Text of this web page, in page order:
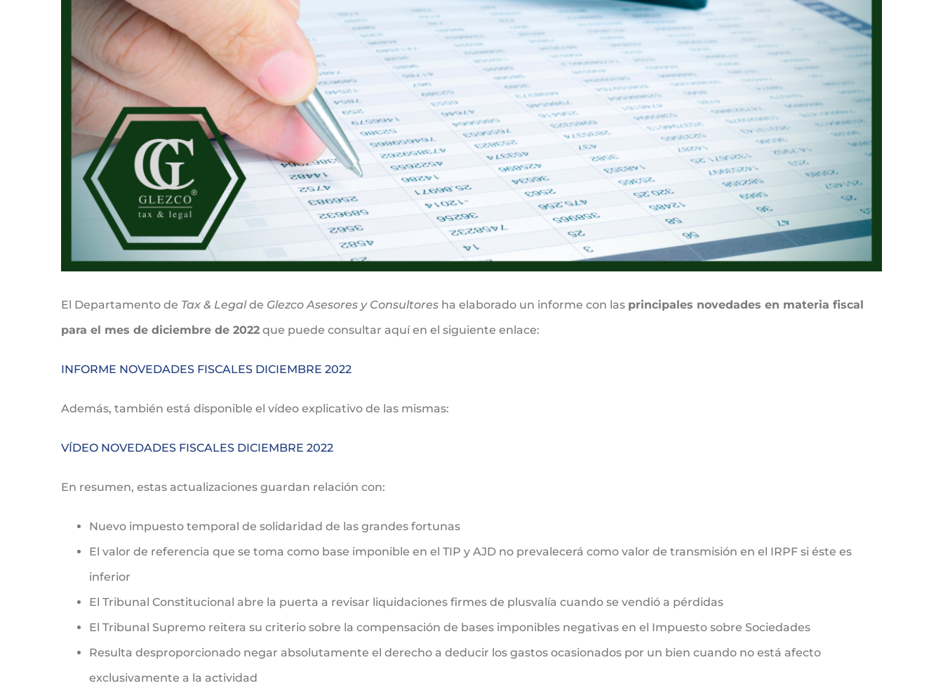
El Departamento de Tax & Legalde Glezco Asesores y Consultores ha elaborado un informe con las principales novedades en materia fiscal
para el mes de diciembre de 2022 que puede consultar aquí en el siguiente enlace:
INFORME NOVEDADES FISCALES DICIEMBRE 2022
Además, también está disponible el vídeo explicativo de las mismas:
VÍDEO NOVEDADES FISCALES DICIEMBRE 2022
En resumen, estas actualizaciones guardan relación con:
Nuevo impuesto temporal de solidaridad de las grandes fortunas
El valor de referencia que se toma como base imponible en el TIP y AJD no prevalecerá como valor de transmisión en el IRPF si éste es
inferior
El Tribunal Constitucional abre la puerta a revisar liquidaciones firmes de plusvalía cuando se vendió a pérdidas
El Tribunal Supremo reitera su criterio sobre la compensación de bases imponibles negativas en el Impuesto sobre Sociedades
Resulta desproporcionado negar absolutamente el derecho a deducir los gastos ocasionados por un bien cuando no está afecto
exclusivamente a la actividad